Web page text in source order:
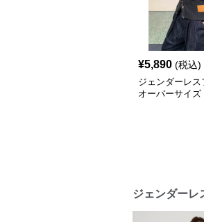
¥5,890 (税込)
ジェンダーレス
オーバーサイズ
ジェンダーレ